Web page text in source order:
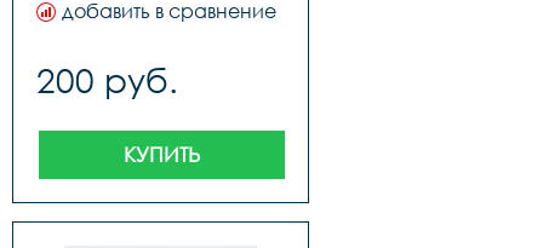
добавить в сравнение
200 руб.
КУПИТЬ